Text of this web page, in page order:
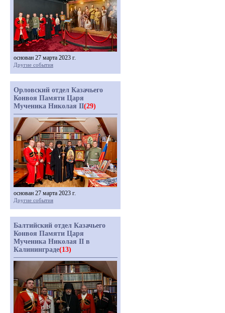
основан 27 марта 2023 г.
Другие события
Орловский отдел Казачьего
Конвоя Памяти Царя
Мученика Николая II(29)
основан 27 марта 2023 г.
Другие события
Балтийский отдел Казачьего
Конвоя Памяти Царя
Мученика Николая II в
Калининграде(13)